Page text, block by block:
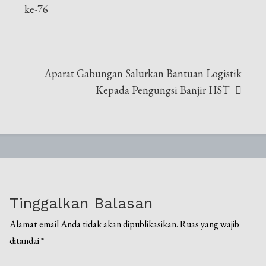
pos
ke-76
Aparat Gabungan Salurkan Bantuan Logistik
Kepada Pengungsi Banjir HST
Tinggalkan Balasan
Alamat email Anda tidak akan dipublikasikan. Ruas yang wajib
ditandai*